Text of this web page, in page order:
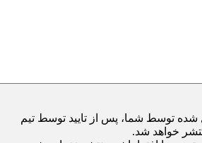
شده توسط شما، پس از تایید توسط تیم
خواهد شد.